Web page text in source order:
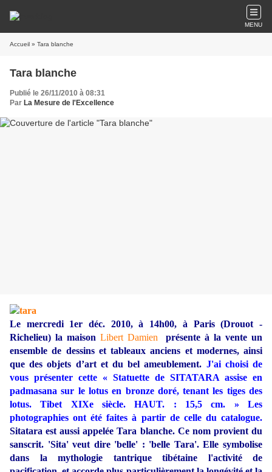
MENU
Accueil » Tara blanche
Tara blanche
Publié le 26/11/2010 à 08:31
Par La Mesure de l'Excellence
Le mercredi 1er déc. 2010, à 14h00, à Paris (Drouot -
Richelieu) la maison Libert Damien présente à la vente un
ensemble de dessins et tableaux anciens et modernes, ainsi
que des objets d’art et du bel ameublement. J'ai choisi de
vous présenter cette « Statuette de SITATARA assise en
padmasana sur le lotus en bronze doré, tenant les tiges des
lotus. Tibet XIXe siècle. HAUT. : 15,5 cm. » Les
photographies ont été faites à partir de celle du catalogue.
Sitatara est aussi appelée Tara blanche. Ce nom provient du
sanscrit. 'Sita' veut dire 'belle' : 'belle Tara'. Elle symbolise
dans la mythologie tantrique tibétaine l'activité de